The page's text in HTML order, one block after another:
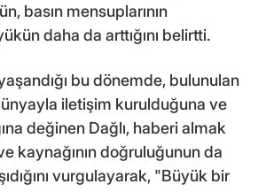
basın mensuplarının
daha da arttığını belirtti.
bu dönemde, bulunulan
iletişim kurulduğuna ve
değinen Dağlı, haberi almak
kaynağının doğruluğunun da
vurgulayarak, "Büyük bir